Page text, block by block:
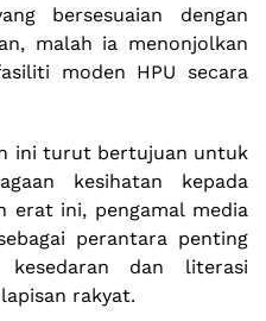
bersesuaian dengan
malah ia menonjolkan
moden HPU secara
ini turut bertujuan untuk
kesihatan kepada
erat ini, pengamal media
perantara penting
kesedaran dan literasi
rakyat.